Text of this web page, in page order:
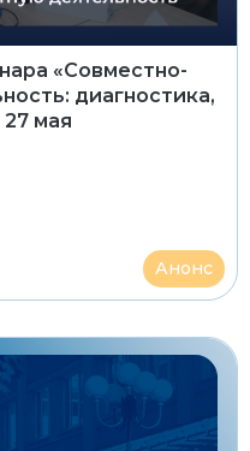
«Совместно-
диагностика,
27 мая
Анонс